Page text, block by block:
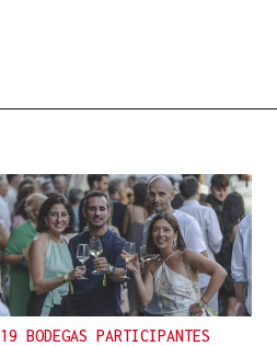
19 BODEGAS PARTICIPANTES